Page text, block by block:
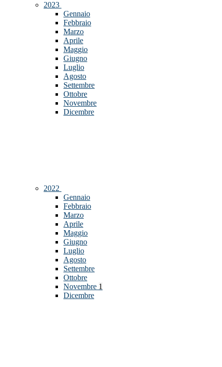
2023
Gennaio
Febbraio
Marzo
Aprile
Maggio
Giugno
Luglio
Agosto
Settembre
Ottobre
Novembre
Dicembre
2022
Gennaio
Febbraio
Marzo
Aprile
Maggio
Giugno
Luglio
Agosto
Settembre
Ottobre
Novembre 1
Dicembre